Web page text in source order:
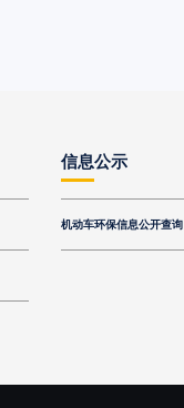
信息公示
机动车环保信息公开查询